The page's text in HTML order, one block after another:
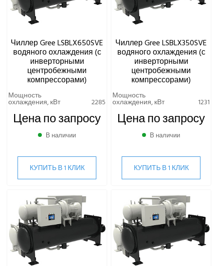
Чиллер Gree LSBLX650SVE
водяного охлаждения (с
инверторными
центробежными
компрессорами)
Мощность
охлаждения, кВт 2285
Цена по запросу
В наличии
КУПИТЬ В 1 КЛИК
Чиллер Gree LSBLX350SVE
водяного охлаждения (с
инверторными
центробежными
компрессорами)
Мощность
охлаждения, кВт 1231
Цена по запросу
В наличии
КУПИТЬ В 1 КЛИК